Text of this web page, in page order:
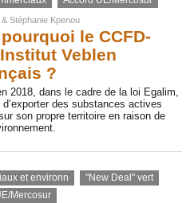
& Stéphanie Kpenou
le CCFD-
Veblen
?
2018, dans le cadre de la loi Egalim,
des substances actives
son propre territoire en raison de
et environn
"New Deal" vert
Mercosur